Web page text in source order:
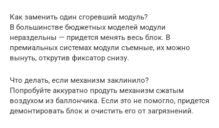
Как заменить один сгоревший модуль?
В большинстве бюджетных моделей модули
нераздельны — придется менять весь блок. В
премиальных системах модули съемные, их можно
вынуть, открутив фиксатор снизу.
Что делать, если механизм заклинило?
Попробуйте аккуратно продуть механизм сжатым
воздухом из баллончика. Если это не помогло, придется
демонтировать блок и очистить его от загрязнений.